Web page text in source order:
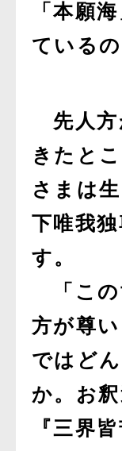
「本願
ているの
先人方
きたと
さまは
下唯我
す。
「この
方が尊
ではど
か。お
『三界